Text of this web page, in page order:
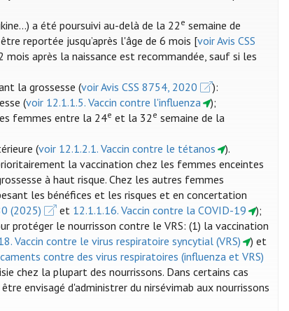
a été poursuivi au-delà de la 22 e semaine de
reportée jusqu’après l'âge de 6 mois [voir Avis CSS
mois après la naissance est recommandée, sauf si les
la grossesse (voir Avis CSS 8754, 2020
):
(voir 12.1.1.5. Vaccin contre l'influenza
);
femmes entre la 24e et la 32 e semaine de la
(voir 12.1.2.1. Vaccin contre le tétanos
).
la vaccination chez les femmes enceintes
à haut risque. Chez les autres femmes
les bénéfices et les risques et en concertation
(2025) et 12.1.1.16. Vaccin contre la COVID-19
);
protéger le nourrisson contre le VRS: (1) la vaccination
Vaccin contre le virus respiratoire syncytial (VRS)
) et
contre des virus respiratoires (influenza et VRS)
chez la plupart des nourrissons. Dans certains cas
envisagé d'administrer du nirsévimab aux nourrissons